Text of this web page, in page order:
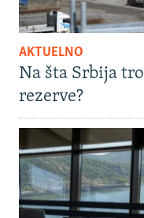
AKTUELNO
Na šta Srbija
rezerve?